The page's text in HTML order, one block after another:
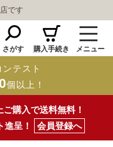
です
さがす 購入手続き メニュー
テスト
個以上！
購入で送料無料！
呈！
会員登録へ